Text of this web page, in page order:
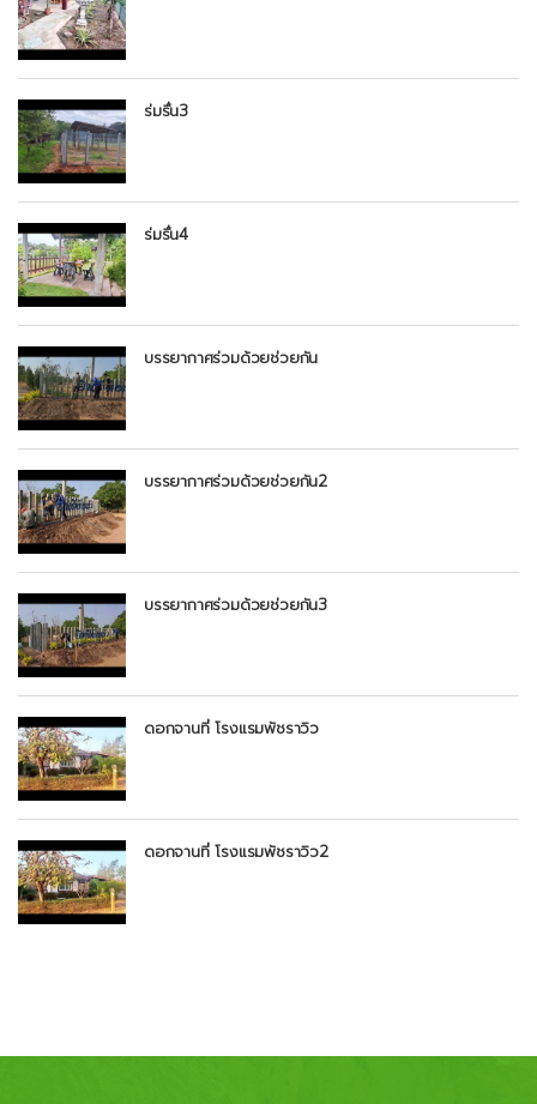
ร่มรื่น3
ร่มรื่น4
บรรยากาศร่วมด้วยช่วยกัน
บรรยากาศร่วมด้วยช่วยกัน2
บรรยากาศร่วมด้วยช่วยกัน3
ดอกจานที่ โรงแรมพัชราวิว
ดอกจานที่ โรงแรมพัชราวิว2